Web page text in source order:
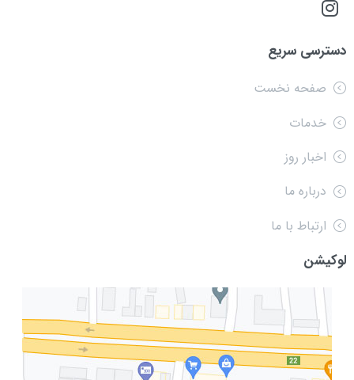
دسترسی سریع
صفحه نخست
خدمات
اخبار روز
درباره ما
ارتباط با ما
لوکیشن